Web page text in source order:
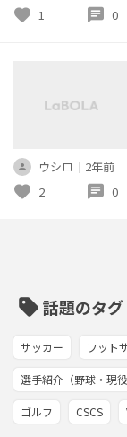
favorite 1 chat 0
ウシロ ｜ 2年前
favorite 2 chat 0
sell話題のタグ
サッカー フット
選手紹介（野球・現役
ゴルフ CSCS